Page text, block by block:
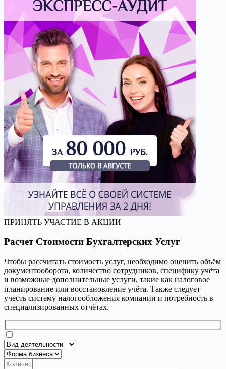
ПРИНЯТЬ УЧАСТИЕ В АКЦИИ
Расчет Стоимости Бухгалтерских Услуг
Чтобы рассчитать стоимость услуг, необходимо оценить объём
документооборота, количество сотрудников, специфику учёта
и возможные дополнительные услуги, такие как налоговое
планирование или восстановление учёта. Также следует
учесть систему налогообложения компании и потребность в
специализированных отчётах.